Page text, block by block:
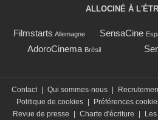
ALLOCINÉ À
Filmstarts Allemagne SensaCine
AdoroCinema Brésil
Contact Qui sommes-nous
Politique de cookies
Préférences
Revue de presse
Charte d'écriture